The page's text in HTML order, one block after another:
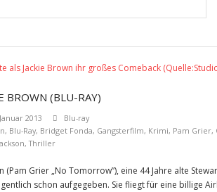
BROWN (BLU-RAY)
2013
Blu-ray
, Blu-Ray, Bridget Fonda, Gangsterfilm, Krimi, Pam Grier,
,Thriller
(Pam Grier „No Tomorrow”), eine 44 Jahre alte
schon aufgegeben. Sie fliegt für eine billige